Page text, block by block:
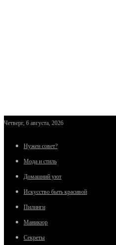
Четверг, 6 августа, 2026
Нужен совет?
Мода и стиль
Домашний уют
Искусство быть красивой
Пилинги
Маникюр
Секреты